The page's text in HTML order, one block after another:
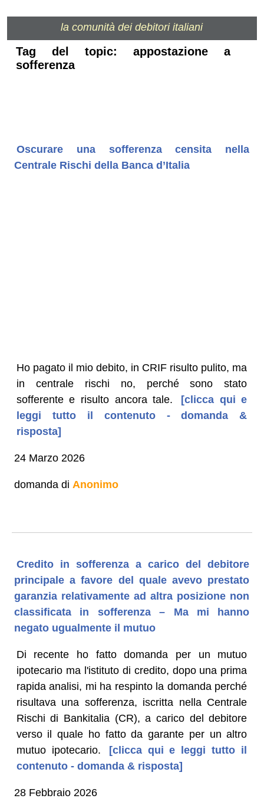
la comunità dei debitori italiani
Tag del topic: appostazione a
sofferenza
Oscurare una sofferenza censita nella
Centrale Rischi della Banca d’Italia
Ho pagato il mio debito, in CRIF risulto pulito, ma
in centrale rischi no, perché sono stato
sofferente e risulto ancora tale.
[clicca qui e
leggi tutto il contenuto - domanda &
risposta]
24 Marzo 2026
domanda di Anonimo
Credito in sofferenza a carico del debitore
principale a favore del quale avevo prestato
garanzia relativamente ad altra posizione non
classificata in sofferenza – Ma mi hanno
negato ugualmente il mutuo
Di recente ho fatto domanda per un mutuo
ipotecario ma l'istituto di credito, dopo una prima
rapida analisi, mi ha respinto la domanda perché
risultava una sofferenza, iscritta nella Centrale
Rischi di Bankitalia (CR), a carico del debitore
verso il quale ho fatto da garante per un altro
mutuo ipotecario.
[clicca qui e leggi tutto il
contenuto - domanda & risposta]
28 Febbraio 2026